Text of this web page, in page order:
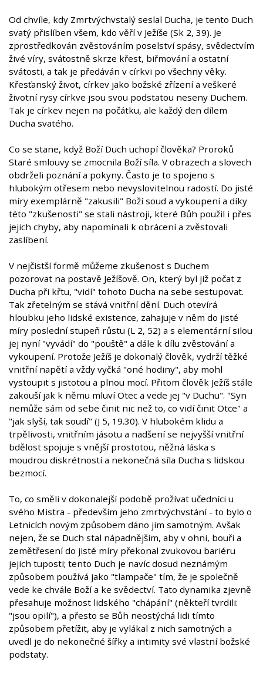
Od chvíle, kdy Zmrtvýchvstalý seslal Ducha, je tento Duch
svatý přislíben všem, kdo věří v Ježíše (Sk 2, 39). Je
zprostředkován zvěstováním poselství spásy, svědectvím
živé víry, svátostně skrze křest, biřmování a ostatní
svátosti, a tak je předáván v církvi po všechny věky.
Křesťanský život, církev jako božské zřízení a veškeré
životní rysy církve jsou svou podstatou neseny Duchem.
Tak je církev nejen na počátku, ale každý den dílem
Ducha svatého.
Co se stane, když Boží Duch uchopí člověka? Proroků
Staré smlouvy se zmocnila Boží síla. V obrazech a slovech
obdrželi poznání a pokyny. Často je to spojeno s
hlubokým otřesem nebo nevyslovitelnou radostí. Do jisté
míry exemplárně "zakusili" Boží soud a vykoupení a díky
této "zkušenosti" se stali nástroji, které Bůh použil i přes
jejich chyby, aby napomínali k obrácení a zvěstovali
zaslíbení.
V nejčistší formě můžeme zkušenost s Duchem
pozorovat na postavě Ježíšově. On, který byl již počat z
Ducha při křtu, "vidí" tohoto Ducha na sebe sestupovat.
Tak zřetelným se stává vnitřní dění. Duch otevírá
hloubku jeho lidské existence, zahajuje v něm do jisté
míry poslední stupeň růstu (L 2, 52) a s elementární silou
jej nyní "vyvádí" do "pouště" a dále k dílu zvěstování a
vykoupení. Protože Ježíš je dokonalý člověk, vydrží těžké
vnitřní napětí a vždy vyčká "oné hodiny", aby mohl
vystoupit s jistotou a plnou mocí. Přitom člověk Ježíš stále
zakouší jak k němu mluví Otec a vede jej "v Duchu". "Syn
nemůže sám od sebe činit nic než to, co vidí činit Otce" a
"jak slyší, tak soudí" (J 5, 19.30). V hlubokém klidu a
trpělivosti, vnitřním jásotu a nadšení se nejvyšší vnitřní
bdělost spojuje s vnější prostotou, něžná láska s
moudrou diskrétností a nekonečná síla Ducha s lidskou
bezmocí.
To, co směli v dokonalejší podobě prožívat učedníci u
svého Mistra - především jeho zmrtvýchvstání - to bylo o
Letnicích novým způsobem dáno jim samotným. Avšak
nejen, že se Duch stal nápadnějším, aby v ohni, bouři a
zemětřesení do jisté míry překonal zvukovou bariéru
jejich tuposti; tento Duch je navíc dosud neznámým
způsobem používá jako "tlampače" tím, že je společně
vede ke chvále Boží a ke svědectví. Tato dynamika zjevně
přesahuje možnost lidského "chápání" (někteří tvrdili:
"jsou opilí"), a přesto se Bůh neostýchá lidi tímto
způsobem přetížit, aby je vylákal z nich samotných a
uvedl je do nekonečné šířky a intimity své vlastní božské
podstaty.